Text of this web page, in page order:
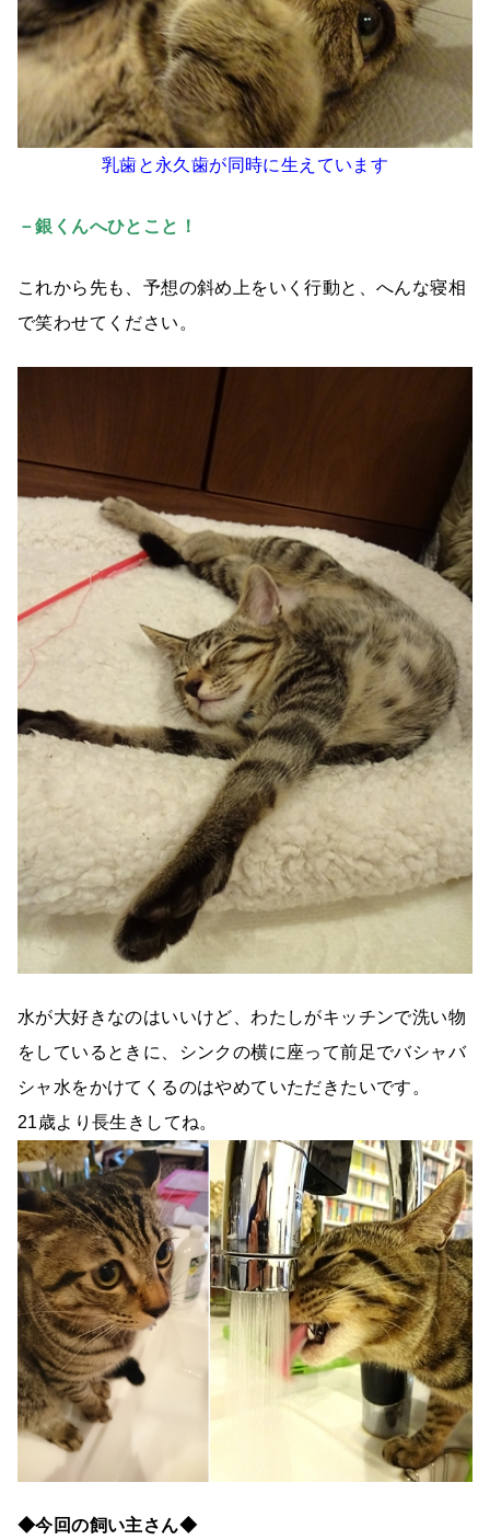
乳歯と永久歯が同時に生えています
－銀くんへひとこと！
これから先も、予想の斜め上をいく行動と、へんな寝相
で笑わせてください。
水が大好きなのはいいけど、わたしがキッチンで洗い物
をしているときに、シンクの横に座って前足でバシャバ
シャ水をかけてくるのはやめていただきたいです。
21歳より長生きしてね。
◆今回の飼い主さん◆